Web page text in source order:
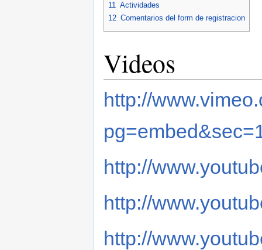
11
Actividades
12 Comentarios del form de registracion
Videos
http://
http://
http://
http://